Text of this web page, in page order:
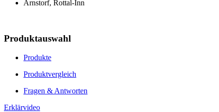
Arnstorf, Rottal-Inn
Produktauswahl
Produkte
Produktvergleich
Fragen & Antworten
Erklärvideo